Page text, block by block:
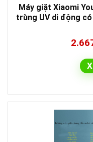
Máy giặt Xiaomi
trùng UV di động